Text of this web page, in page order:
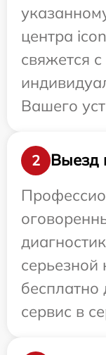
центра
свяжется
Вашего
2
Выезд
серьезной
бесплатно
сервис в